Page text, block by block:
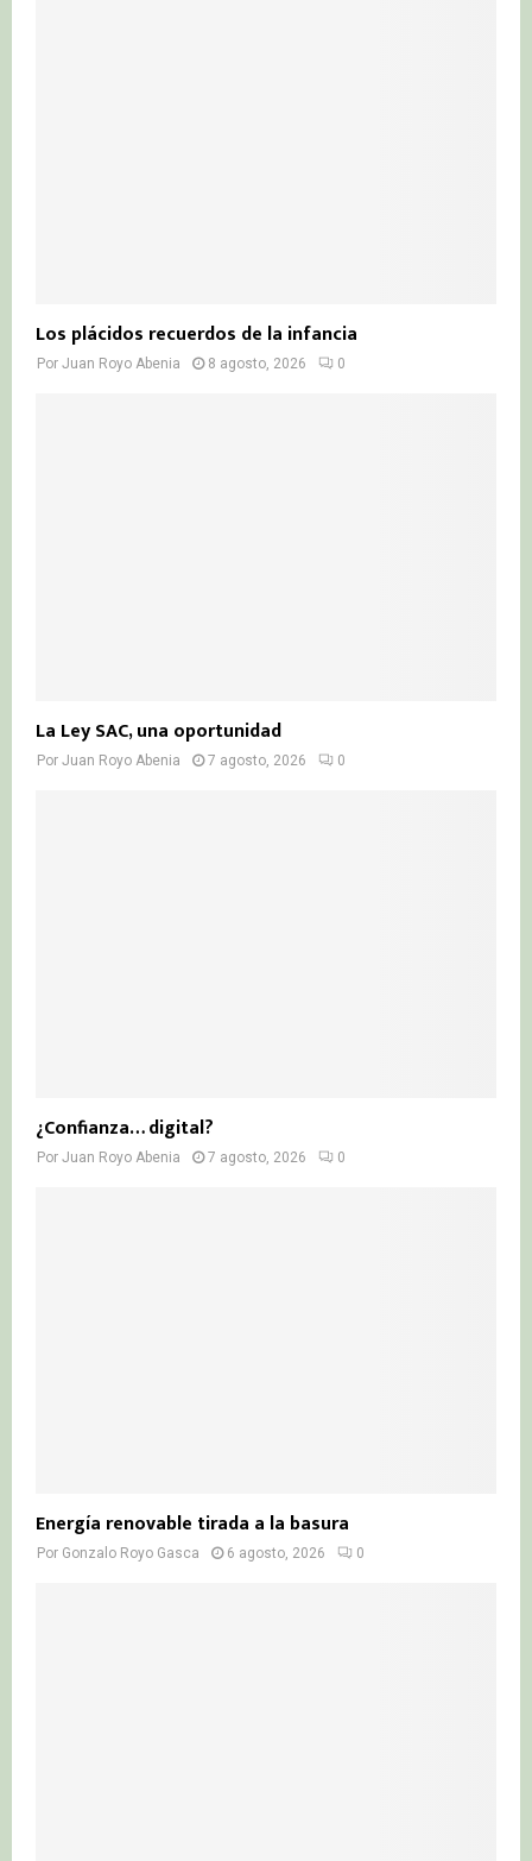
Los plácidos recuerdos de la infancia
Por Juan Royo Abenia 8 agosto, 2026 0
La Ley SAC, una oportunidad
Por Juan Royo Abenia 7 agosto, 2026 0
¿Confianza… digital?
Por Juan Royo Abenia 7 agosto, 2026 0
Energía renovable tirada a la basura
Por Gonzalo Royo Gasca 6 agosto, 2026 0